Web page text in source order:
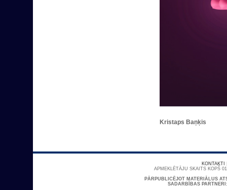
Kristaps Baņķis
KONTAKTI
APMEKLĒTĀJU SKAITS KOPŠ
PĀRPUBLICĒJOT MATERIĀLUS
SADARBĪBAS